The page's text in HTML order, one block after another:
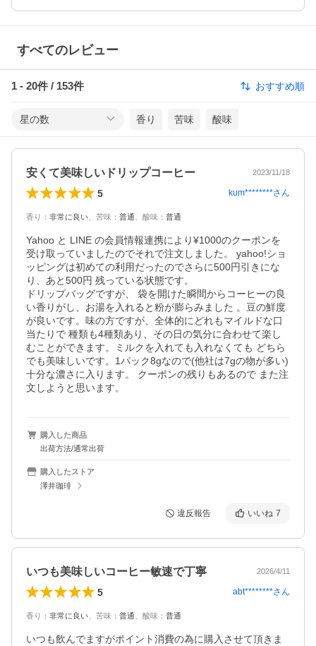
すべてのレビュー
1 - 20件 / 153件 おすすめ順
星の数 香り 苦味 酸味
安くて美味しいドリップコーヒー 2023/11/18
5 kum********さん
香り ： 非常に良い 苦味 ： 普通 酸味 ： 普通
Yahoo と LINE の会員情報連携により¥1000のクーポンを
受け取っていましたのでそれで注文しました。 yahoo!ショ
ッピングは初めての利用だったのでさらに500円引きにな
り、あと500円 残っている状態です。
ドリップバッグですが、 袋を開けた瞬間からコーヒーの良
い香りがし、お湯を入れると粉が膨らみました 。豆の鮮度
が良いです。味の方ですが、全体的にどれもマイルドな口
当たりで 種類も4種類あり、その日の気分に合わせて楽し
むことができます。ミルクを入れても入れなくても どちら
でも美味しいです。1パック8gなので(他社は7gの物が多い)
十分な濃さに入ります。 クーポンの残りもあるので また注
文しようと思います。
購入した商品
出荷方法/通常出荷
購入したストア
澤井珈琲
違反報告 いいね 7
いつも美味しいコーヒー敏速で丁寧 2026/4/11
5 abt********さん
香り ： 非常に良い 苦味 ： 普通 酸味 ： 普通
いつも飲んでますがポイント消費の為に購入させて頂きま